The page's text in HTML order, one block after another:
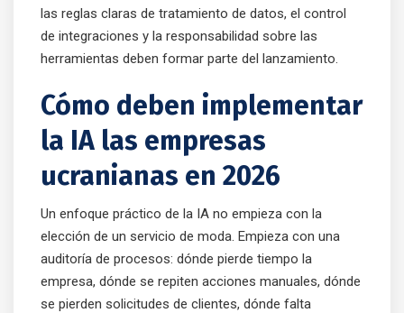
las reglas claras de tratamiento de datos, el control
de integraciones y la responsabilidad sobre las
herramientas deben formar parte del lanzamiento.
Cómo deben implementar
la IA las empresas
ucranianas en 2026
Un enfoque práctico de la IA no empieza con la
elección de un servicio de moda. Empieza con una
auditoría de procesos: dónde pierde tiempo la
empresa, dónde se repiten acciones manuales, dónde
se pierden solicitudes de clientes, dónde falta